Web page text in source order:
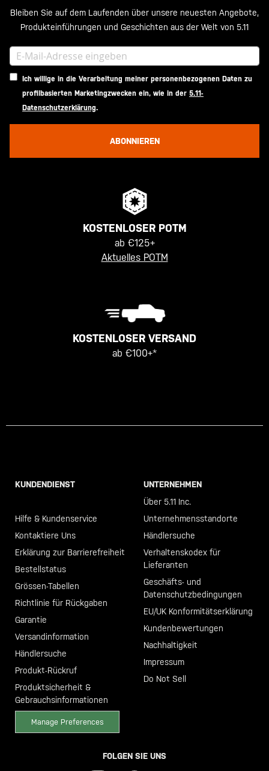
Bleiben Sie auf dem Laufenden über unsere neuesten Angebote,
Produkteinführungen und Geschichten aus der Welt von 5.11
Ich willige in die Verarbeitung meiner personenbezogenen Daten zu
profilbasierten Marketingzwecken ein, wie in der 5.11-
Datenschutzerklärung.
ABONNIEREN
KOSTENLOSER POTM
ab €125+
Aktuelles POTM
KOSTENLOSER VERSAND
ab €100+*
KUNDENDIENST
Hilfe & Kundenservice
Kontaktiere Uns
Erklärung zur Barrierefreiheit
Bestellstatus
Grössen-Tabellen
Richtlinie für Rückgaben
Garantie
Versandinformation
Händlersuche
Produkt-Rückruf
Produktsicherheit &
Gebrauchsinformationen
Manage Preferences
UNTERNEHMEN
Über 5.11 Inc.
Unternehmensstandorte
Händlersuche
Verhaltenskodex für
Lieferanten
Geschäfts- und
Datenschutzbedingungen
EU/UK Konformitätserklärung
Kundenbewertungen
Nachhaltigkeit
Impressum
Do Not Sell
FOLGEN SIE UNS